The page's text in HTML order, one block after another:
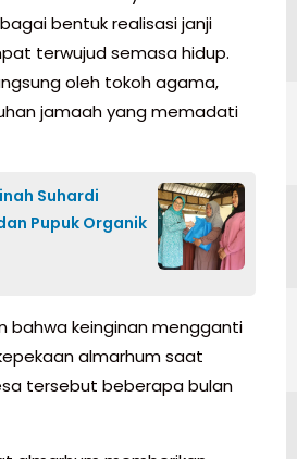
bentuk realisasi janji
terwujud semasa hidup.
oleh tokoh agama,
jamaah yang memadati
Suhardi
Pupuk Organik
bahwa keinginan mengganti
almarhum saat
tersebut beberapa bulan